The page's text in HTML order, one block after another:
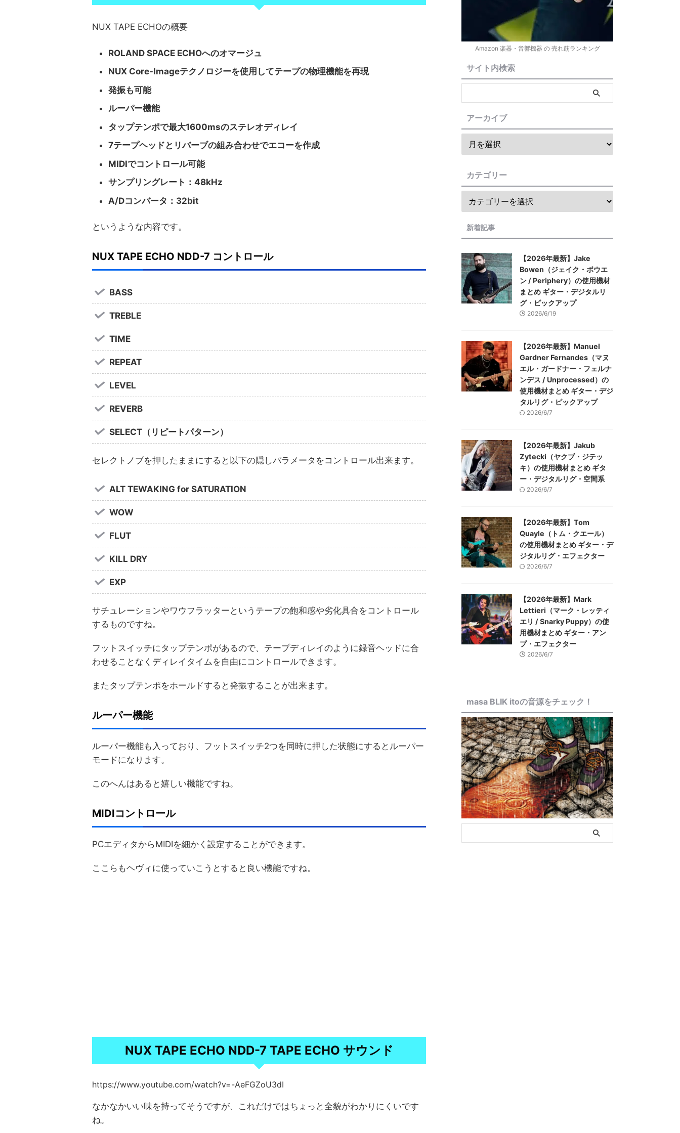
NUX TAPE ECHOの概要
ROLAND SPACE ECHOへのオマージュ
NUX Core-Imageテクノロジーを使用してテープの物理機能を再現
発振も可能
ルーパー機能
タップテンポで最大1600msのステレオディレイ
7テープヘッドとリバーブの組み合わせでエコーを作成
MIDIでコントロール可能
サンプリングレート：48kHz
A/Dコンバータ：32bit
というような内容です。
NUX TAPE ECHO NDD-7 コントロール
BASS
TREBLE
TIME
REPEAT
LEVEL
REVERB
SELECT（リピートパターン）
セレクトノブを押したままにすると以下の隠しパラメータをコントロール出来ます。
ALT TEWAKING for SATURATION
WOW
FLUT
KILL DRY
EXP
サチュレーションやワウフラッターというテープの飽和感や劣化具合をコントロール
するものですね。
フットスイッチにタップテンポがあるので、テープディレイのように録音ヘッドに合
わせることなくディレイタイムを自由にコントロールできます。
またタップテンポをホールドすると発振することが出来ます。
ルーパー機能
ルーパー機能も入っており、フットスイッチ2つを同時に押した状態にするとルーパー
モードになります。
このへんはあると嬉しい機能ですね。
MIDIコントロール
PCエディタからMIDIを細かく設定することができます。
ここらもヘヴィに使っていこうとすると良い機能ですね。
NUX TAPE ECHO NDD-7 TAPE ECHO サウンド
https://www.youtube.com/watch?v=-AeFGZoU3dI
なかなかいい味を持ってそうですが、これだけではちょっと全貌がわかりにくいです
ね。
Amazon 楽器・音響機器 の 売れ筋ランキング
サイト内検索
アーカイブ
カテゴリー
新着記事
【2026年最新】Jake
Bowen（ジェイク・ボウエ
ン / Periphery）の使用機材
まとめ ギター・デジタルリ
グ・ピックアップ
2026/6/19
【2026年最新】Manuel
Gardner Fernandes（マヌ
エル・ガードナー・フェルナ
ンデス / Unprocessed）の
使用機材まとめ ギター・デジ
タルリグ・ピックアップ
2026/6/7
【2026年最新】Jakub
Zytecki（ヤクブ・ジテッ
キ）の使用機材まとめ ギタ
ー・デジタルリグ・空間系
2026/6/7
【2026年最新】Tom
Quayle（トム・クエール）
の使用機材まとめ ギター・デ
ジタルリグ・エフェクター
2026/6/7
【2026年最新】Mark
Lettieri（マーク・レッティ
エリ / Snarky Puppy）の使
用機材まとめ ギター・アン
プ・エフェクター
2026/6/7
masa BLIK itoの音源をチェック！